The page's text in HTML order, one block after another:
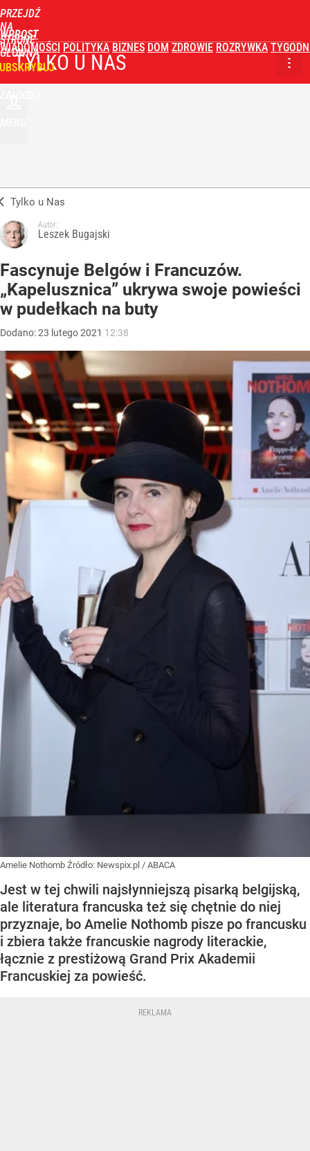
PRZEJDŹ
NA
STRONĘ
GŁÓWNĄ
WPROST
WIADOMOŚCI POLITYKA BIZNES DOM ZDROWIE ROZRYWKA
TYLKO U NAS
Tylko u Nas
Autor:
Leszek Bugajski
Fascynuje Belgów i Francuzów.
„Kapelusznica” ukrywa swoje powieści
w pudełkach na buty
Dodano:23 lutego2021 12:38
Amelie Nothomb Źródło: Newspix.pl / ABACA
Jest w tej chwili najsłynniejszą pisarką belgijską,
ale literatura francuska też się chętnie do niej
przyznaje, bo Amelie Nothomb pisze po francusku
i zbiera także francuskie nagrody literackie,
łącznie z prestiżową Grand Prix Akademii
Francuskiej za powieść.